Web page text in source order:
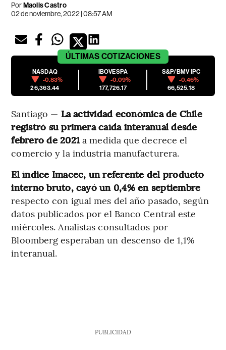
PorMaolis Castro
02 de noviembre, 2022 | 08:57 AM
ÚLTIMAS COTIZACIONES
NASDAQ
-0.83%
26,363.44
IBOVESPA
-0.09%
177,726.17
S&P/BMV IPC
-0.46%
66,525.18
Santiago — La actividad económica de Chile
registró su primera caída interanual desde
febrero de 2021 a medida que decrece el
comercio y la industria manufacturera.
El índice Imacec, un referente del producto
interno bruto, cayó un 0,4% en septiembre
respecto con igual mes del año pasado, según
datos publicados por el Banco Central este
miércoles. Analistas consultados por
Bloomberg esperaban un descenso de 1,1%
interanual.
PUBLICIDAD